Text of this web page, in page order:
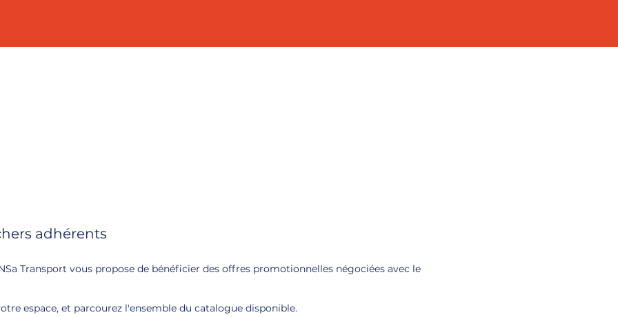
adhérents
Transport vous propose de bénéficier des offres promotionnelles négociées avec le
espace, et parcourez l'ensemble du catalogue disponible.​